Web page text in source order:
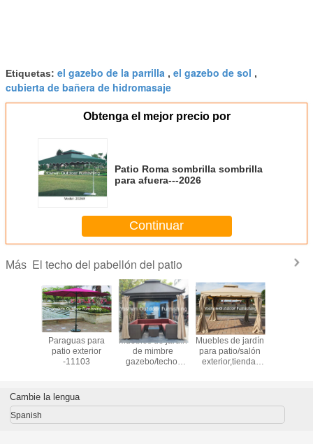
Etiquetas: el gazebo de la parrilla , el gazebo de sol ,
cubierta de bañera de hidromasaje
Obtenga el mejor precio por
Patio Roma sombrilla sombrilla
para afuera---2026
Continuar
Más El techo del pabellón del patio
Paraguas para
patio exterior
-11103
Muebles de jardín
de mimbre
gazebo/techo-
Muebles de jardín
para patio/salón
exterior,tienda-
fuerte
Cambie la lengua
Spanish